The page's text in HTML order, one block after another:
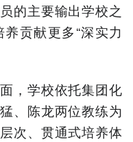
的主要输出学校之
贡献更多“深实力
，学校依托集团化
、陈龙两位教练为
次、贯通式培养体